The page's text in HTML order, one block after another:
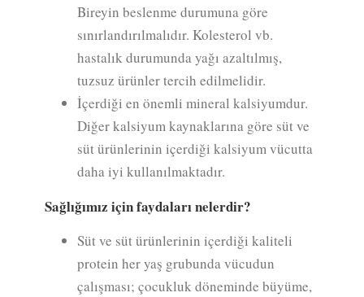
Bireyin beslenme durumuna göre
sınırlandırılmalıdır. Kolesterol vb.
hastalık durumunda yağı azaltılmış,
tuzsuz ürünler tercih edilmelidir.
İçerdiği en önemli mineral kalsiyumdur.
Diğer kalsiyum kaynaklarına göre süt ve
süt ürünlerinin içerdiği kalsiyum vücutta
daha iyi kullanılmaktadır.
Sağlığımız için faydaları nelerdir?
Süt ve süt ürünlerinin içerdiği kaliteli
protein her yaş grubunda vücudun
çalışması; çocukluk döneminde büyüme,